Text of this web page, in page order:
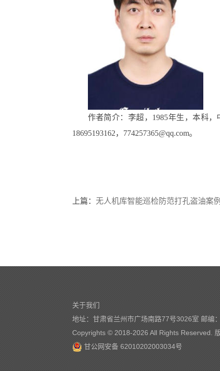
作者简介：李超，1985年生，本科
18695193162，774257365@qq.com。
上篇： 无人机库智能巡检防范打孔盗油案
关于我们
地址：甘肃省兰州市广场南路77号3026室 邮编
Copyrights © 2018-2026 All Rights Reserved.
甘公网安备 62010202003034号